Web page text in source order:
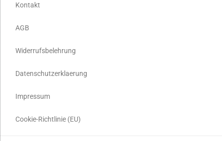
Kontakt
AGB
Widerrufsbelehrung
Datenschutzerklaerung
Impressum
Cookie-Richtlinie (EU)